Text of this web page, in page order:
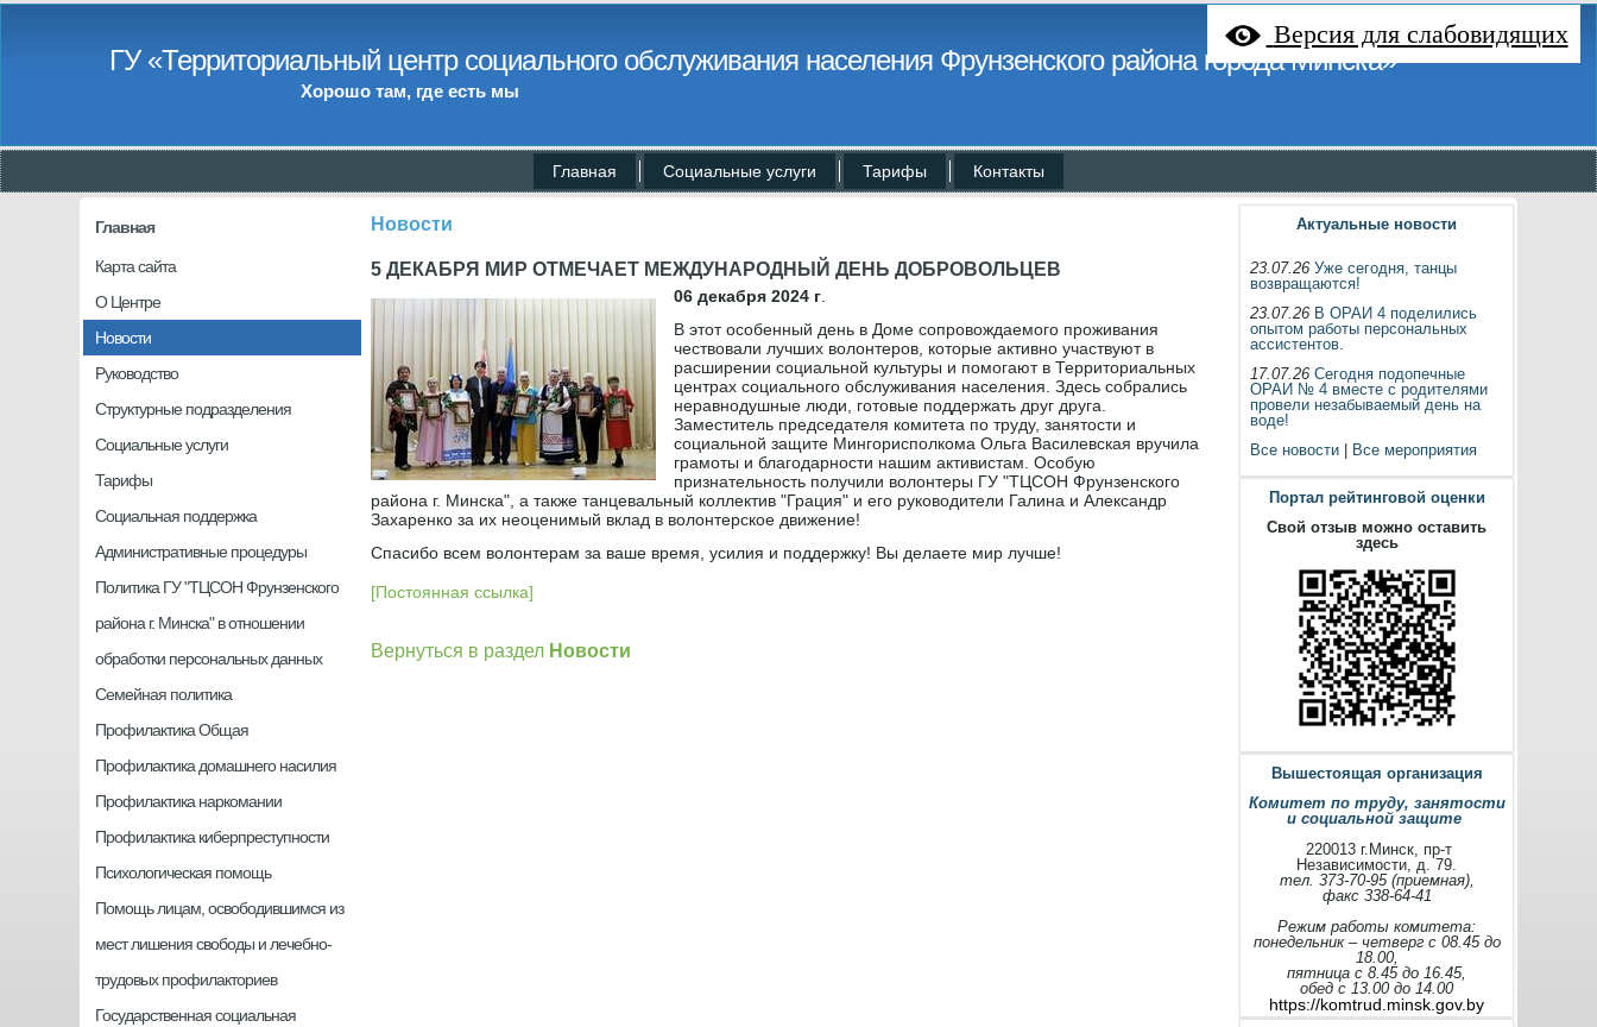
Версия для слабовидящих
ГУ «Территориальный центр социального обслуживания населения Фрунзенского района города Минска»
Хорошо там, где есть мы
Главная Социальные услуги Тарифы Контакты
Главная
Карта сайта
О Центре
Новости
Руководство
Структурные подразделения
Социальные услуги
Тарифы
Социальная поддержка
Административные процедуры
Политика ГУ "ТЦСОН Фрунзенского
района г. Минска" в отношении
обработки персональных данных
Семейная политика
Профилактика Общая
Профилактика домашнего насилия
Профилактика наркомании
Профилактика киберпреступности
Психологическая помощь
Помощь лицам, освободившимся из
мест лишения свободы и лечебно-
трудовых профилакториев
Государственная социальная
Новости
5 ДЕКАБРЯ МИР ОТМЕЧАЕТ МЕЖДУНАРОДНЫЙ ДЕНЬ ДОБРОВОЛЬЦЕВ
06 декабря 2024 г
В этот особенный день в Доме сопровождаемого проживания
чествовали лучших волонтеров, которые активно участвуют в
расширении социальной культуры и помогают в Территориальных
центрах социального обслуживания населения. Здесь собрались
неравнодушные люди, готовые поддержать друг друга.
Заместитель председателя комитета по труду, занятости и
социальной защите Мингорисполкома Ольга Василевская вручила
грамоты и благодарности нашим активистам. Особую
признательность получили волонтеры ГУ "ТЦСОН Фрунзенского
района г. Минска", а также танцевальный коллектив "Грация" и его руководители Галина и Александр
Захаренко за их неоценимый вклад в волонтерское движение!
Спасибо всем волонтерам за ваше время, усилия и поддержку! Вы делаете мир лучше!
[Постоянная ссылка]
Вернуться в раздел Новости
Актуальные новости
23.07.26Уже сегодня, танцы
возвращаются!
23.07.26 В ОРАИ 4 поделились
опытом работы персональных
ассистентов.
17.07.26Сегодня подопечные
ОРАИ № 4 вместе с родителями
провели незабываемый день на
воде!
Все новости
Все мероприятия
Портал рейтинговой оценки
Свой отзыв можно оставить
здесь
Вышестоящая организация
Комитет по труду, занятости
и социальной защите
220013 г.Минск, пр-т
Независимости, д. 79.
тел. 373-70-95 (приемная),
факс 338-64-41
Режим работы комитета:
понедельник – четверг с 08.45 до
18.00,
пятница с 8.45 до 16.45,
обед с 13.00 до 14.00
https://komtrud.minsk.gov.by